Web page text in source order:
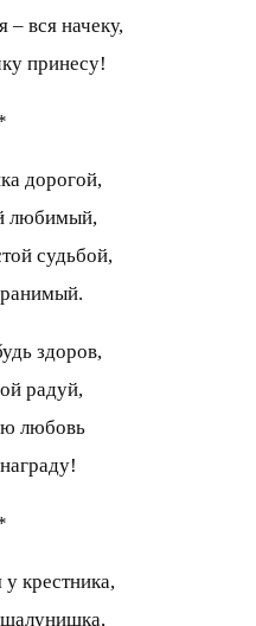
– вся начеку,
принесу!
дорогой,
любимый,
судьбой,
здоров,
радуй,
любовь
крестника,